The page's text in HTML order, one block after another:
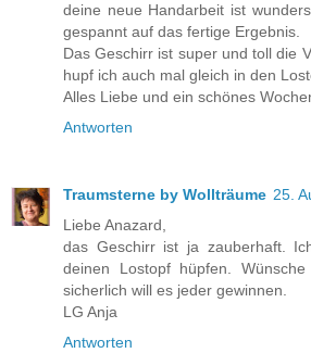
deine neue Handarbeit ist
gespannt auf das fertige Ergebnis.
Das Geschirr ist super und toll die
hupf ich auch mal gleich in den
Alles Liebe und ein schönes
Antworten
Traumsterne by Wollträume 25.
Liebe Anazard,
das Geschirr ist ja zauberhaft.
deinen Lostopf hüpfen.
sicherlich will es jeder gewinnen.
LG Anja
Antworten